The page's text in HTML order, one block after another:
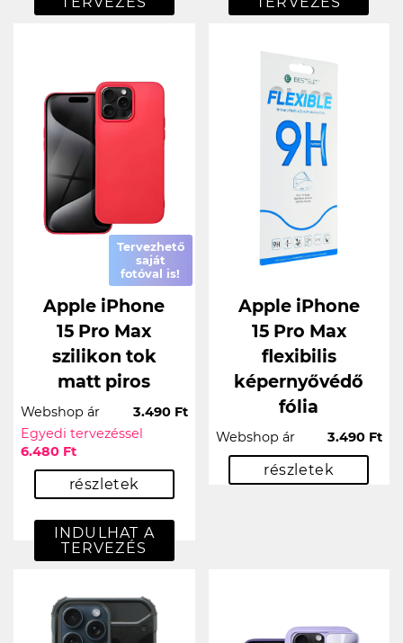
Tervezhető
saját
fotóval is!
Apple iPhone
15 Pro Max
szilikon tok
matt piros
Webshop ár
3.490 Ft
Egyedi tervezéssel
6.480 Ft
részletek
INDULHAT A
TERVEZÉS
Apple iPhone
15 Pro Max
flexibilis
képernyővédő
fólia
Webshop ár 3.490 Ft
részletek